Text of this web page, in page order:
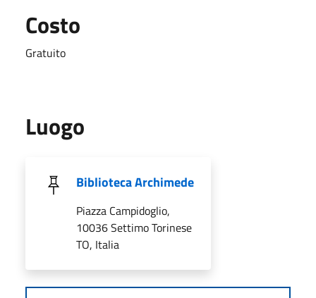
Costo
Gratuito
Luogo
Biblioteca Archimede
Piazza Campidoglio,
10036 Settimo Torinese
TO, Italia